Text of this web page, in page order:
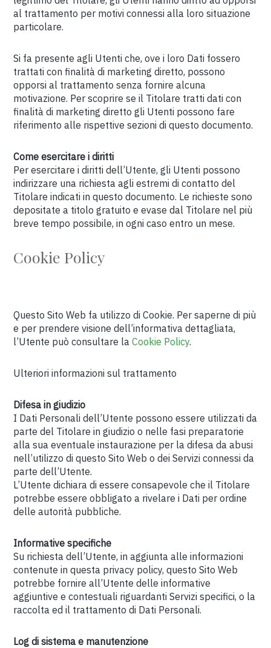
al trattamento per motivi connessi alla loro situazione
particolare.
Si fa presente agli Utenti che, ove i loro Dati fossero
trattati con finalità di marketing diretto, possono
opporsi al trattamento senza fornire alcuna
motivazione. Per scoprire se il Titolare tratti dati con
finalità di marketing diretto gli Utenti possono fare
riferimento alle rispettive sezioni di questo documento.
Come esercitare i diritti
Per esercitare i diritti dell’Utente, gli Utenti possono
indirizzare una richiesta agli estremi di contatto del
Titolare indicati in questo documento. Le richieste sono
depositate a titolo gratuito e evase dal Titolare nel più
breve tempo possibile, in ogni caso entro un mese.
Cookie Policy
Questo Sito Web fa utilizzo di Cookie. Per saperne di più
e per prendere visione dell’informativa dettagliata,
l’Utente può consultare laCookie Policy.
Ulteriori informazioni sul trattamento
Difesa in giudizio
I Dati Personali dell’Utente possono essere utilizzati da
parte del Titolare in giudizio o nelle fasi preparatorie
alla sua eventuale instaurazione per la difesa da abusi
nell’utilizzo di questo Sito Web o dei Servizi connessi da
parte dell’Utente.
L’Utente dichiara di essere consapevole che il Titolare
potrebbe essere obbligato a rivelare i Dati per ordine
delle autorità pubbliche.
Informative specifiche
Su richiesta dell’Utente, in aggiunta alle informazioni
contenute in questa privacy policy, questo Sito Web
potrebbe fornire all’Utente delle informative
aggiuntive e contestuali riguardanti Servizi specifici, o la
raccolta ed il trattamento di Dati Personali.
Log di sistema e manutenzione